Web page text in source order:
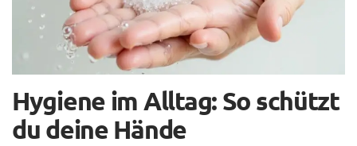
Hygiene im Alltag: So schützt
du deine Hände